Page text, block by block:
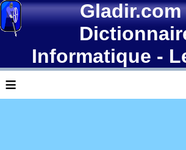
Gladir.com
Informatique -
≡